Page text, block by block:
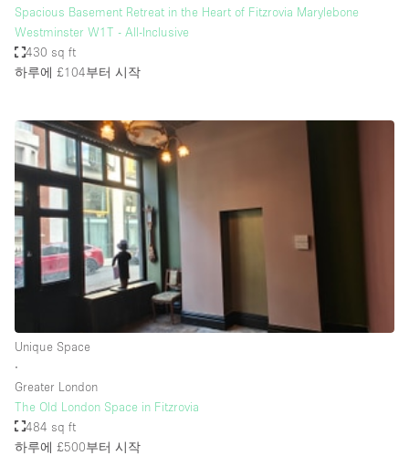
Multiple Rooms
Office Equipment
Private Parking
Rooftop / Terrace
Security System
Smoking Area
Sound & Video Equipment
Soundproof
Stock Room
Street Level
Terrace
Toilets
Water Access
Spacious Basement Retreat in the Heart of Fitzrovia Marylebone
Westminster W1T - All-Inclusive
430 sq ft
하루에 £104부터 시작
Unique Space
∙
Greater London
The Old London Space in Fitzrovia
484 sq ft
하루에 £500부터 시작